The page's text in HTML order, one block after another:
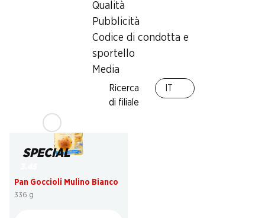
Qualità
Pubblicità
Codice di condotta e
sportello
Media
Ricerca
di filiale
10 pezzi, 500 g
SPECIAL
Pan Goccioli Mulino Bianco
336 g